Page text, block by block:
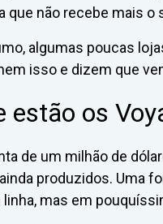
que não recebe mais o
algumas poucas
isso e dizem que
estão os
de um milhão de
produzidos. Uma
linha, mas em